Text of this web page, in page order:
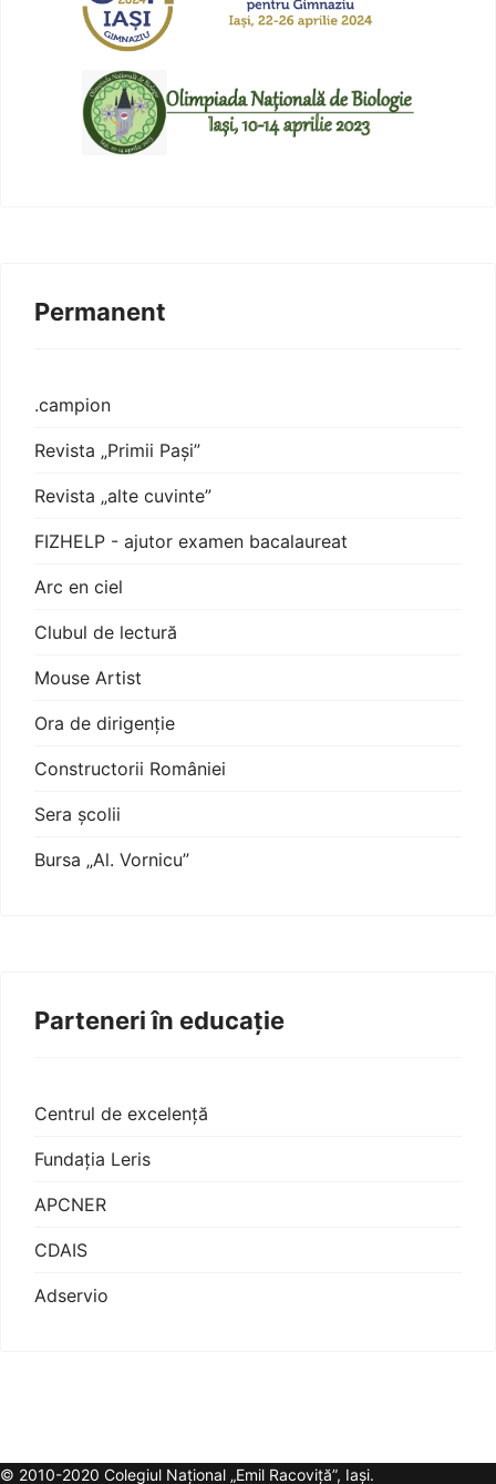
Permanent
.campion
Revista „Primii Pași”
Revista „alte cuvinte”
FIZHELP - ajutor examen bacalaureat
Arc en ciel
Clubul de lectură
Mouse Artist
Ora de dirigenție
Constructorii României
Sera școlii
Bursa „Al. Vornicu”
Parteneri în educație
Centrul de excelență
Fundația Leris
APCNER
CDAIS
Adservio
© 2010-2020 Colegiul Național „Emil Racoviță”, Iași.